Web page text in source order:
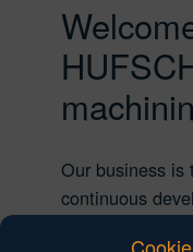
Our business is
continuous